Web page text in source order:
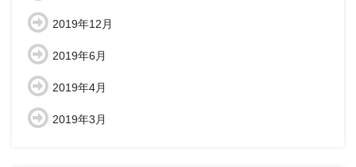
2019年12月
2019年6月
2019年4月
2019年3月